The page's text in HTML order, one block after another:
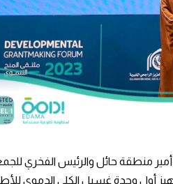
منطقة حائل والرئيس الفخري
أول وحدة غسيل الكلى الدموي